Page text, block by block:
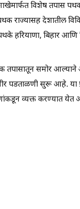
विशेष तपास
राज्यासह देशातील
हरियाणा, बिहार
समोर आल्याने
पडताळणी सुरू आहे. या
व्यक्त करण्यात येत